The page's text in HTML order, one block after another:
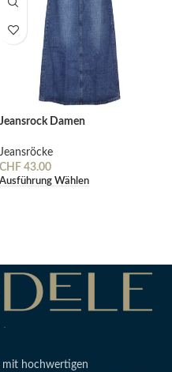
Jeansrock Damen
Jeansröcke
CHF 43.00
Ausführung Wählen
mit hochwertigen